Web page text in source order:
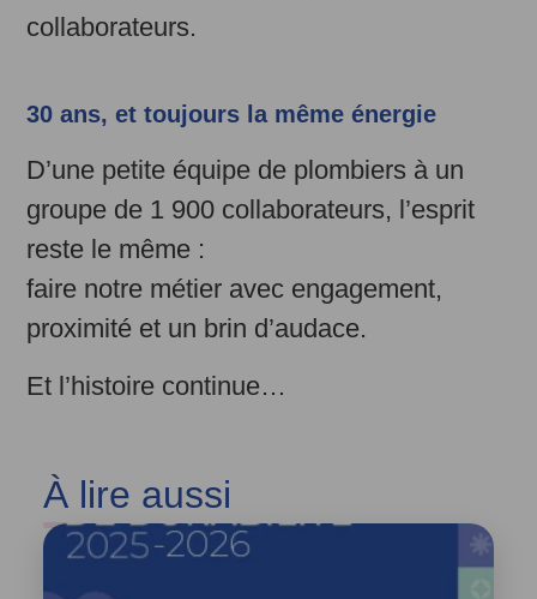
collaborateurs.
30 ans, et toujours la même énergie
D’une petite équipe de plombiers à un
groupe de 1 900 collaborateurs, l’esprit
reste le même :
faire notre métier avec engagement,
proximité et un brin d’audace.
Et l’histoire continue…
À lire aussi